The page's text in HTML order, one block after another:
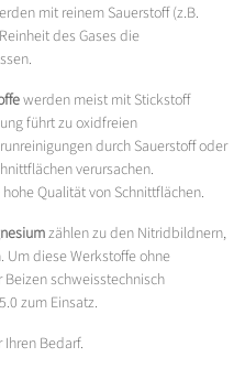
mit reinem Sauerstoff (z.B.
des Gases die
werden meist mit Stickstoff
führt zu oxidfreien
durch Sauerstoff oder
verursachen.
Qualität von Schnittflächen.
zählen zu den Nitridbildnern,
Um diese Werkstoffe ohne
schweisstechnisch
zum Einsatz.
Bedarf.